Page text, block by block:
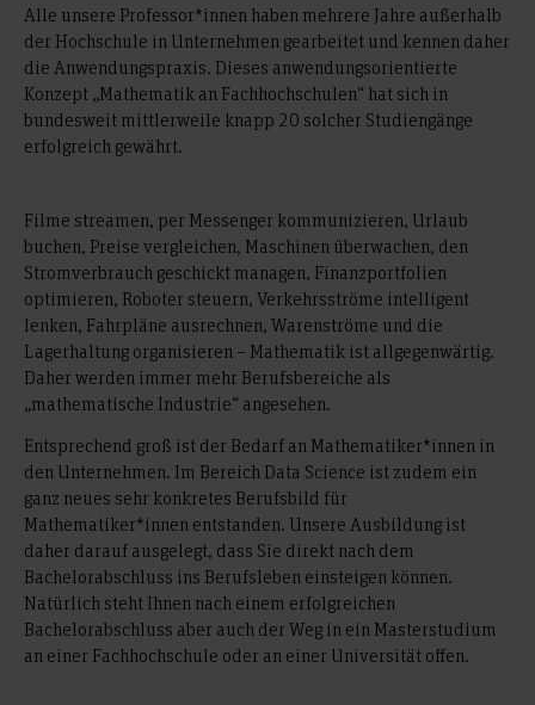
Alle unsere Professor*innen haben mehrere Jahre außerhalb
der Hochschule in Unternehmen gearbeitet und kennen daher
die Anwendungspraxis. Dieses anwendungsorientierte
Konzept „Mathematik an Fachhochschulen“ hat sich in
bundesweit mittlerweile knapp 20 solcher Studiengänge
erfolgreich gewährt.
Filme streamen, per Messenger kommunizieren, Urlaub
buchen, Preise vergleichen, Maschinen überwachen, den
Stromverbrauch geschickt managen, Finanzportfolien
optimieren, Roboter steuern, Verkehrsströme intelligent
lenken, Fahrpläne ausrechnen, Warenströme und die
Lagerhaltung organisieren – Mathematik ist allgegenwärtig.
Daher werden immer mehr Berufsbereiche als
„mathematische Industrie“ angesehen.
Entsprechend groß ist der Bedarf an Mathematiker*innen in
den Unternehmen. Im Bereich Data Science ist zudem ein
ganz neues sehr konkretes Berufsbild für
Mathematiker*innen entstanden. Unsere Ausbildung ist
daher darauf ausgelegt, dass Sie direkt nach dem
Bachelorabschluss ins Berufsleben einsteigen können.
Natürlich steht Ihnen nach einem erfolgreichen
Bachelorabschluss aber auch der Weg in ein Masterstudium
an einer Fachhochschule oder an einer Universität offen.